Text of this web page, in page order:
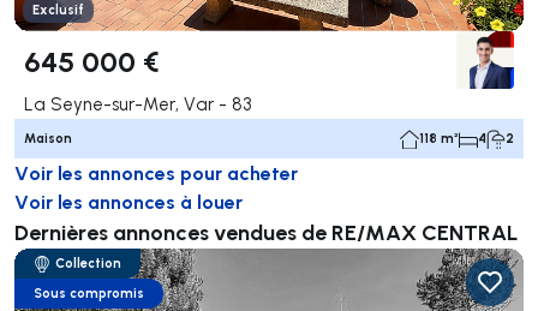
Exclusif
645 000 €
La Seyne-sur-Mer, Var - 83
Maison 118 m² 4 2
Voir les annonces pour acheter
Voir les annonces à louer
Dernières annonces vendues de RE/MAX CENTRAL
Collection
Sous compromis